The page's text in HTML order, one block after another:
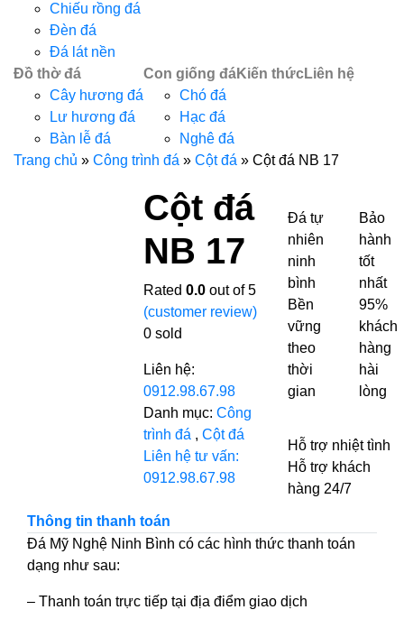
Chiếu rồng đá
Đèn đá
Đá lát nền
Đồ thờ đá
Cây hương đá
Lư hương đá
Bàn lễ đá
Con giống đá
Chó đá
Hạc đá
Nghê đá
Kiến thứcLiên hệ
Trang chủ » Công trình đá » Cột đá » Cột đá NB 17
Cột đá
NB 17
Rated0.0 out of 5
(customer review)
0 sold
Liên hệ:
0912.98.67.98
Danh mục:Công
trình đá ,Cột đá
Liên hệ tư vấn:
0912.98.67.98
Đá tự
nhiên
ninh
bình
Bền
vững
theo
thời
gian
Bảo
hành
tốt
nhất
95%
khách
hàng
hài
lòng
Hỗ trợ nhiệt tình
Hỗ trợ khách
hàng 24/7
Thông tin thanh toán
Đá Mỹ Nghệ Ninh Bình có các hình thức thanh toán
dạng như sau:
– Thanh toán trực tiếp tại địa điểm giao dịch